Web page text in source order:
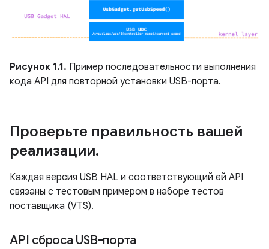
Рисунок 1.1. Пример последовательности выполнения
кода API для повторной установки USB-порта.
Проверьте правильность вашей
реализации.
Каждая версия USB HAL и соответствующий ей API
связаны с тестовым примером в наборе тестов
поставщика (VTS).
API сброса USB-порта